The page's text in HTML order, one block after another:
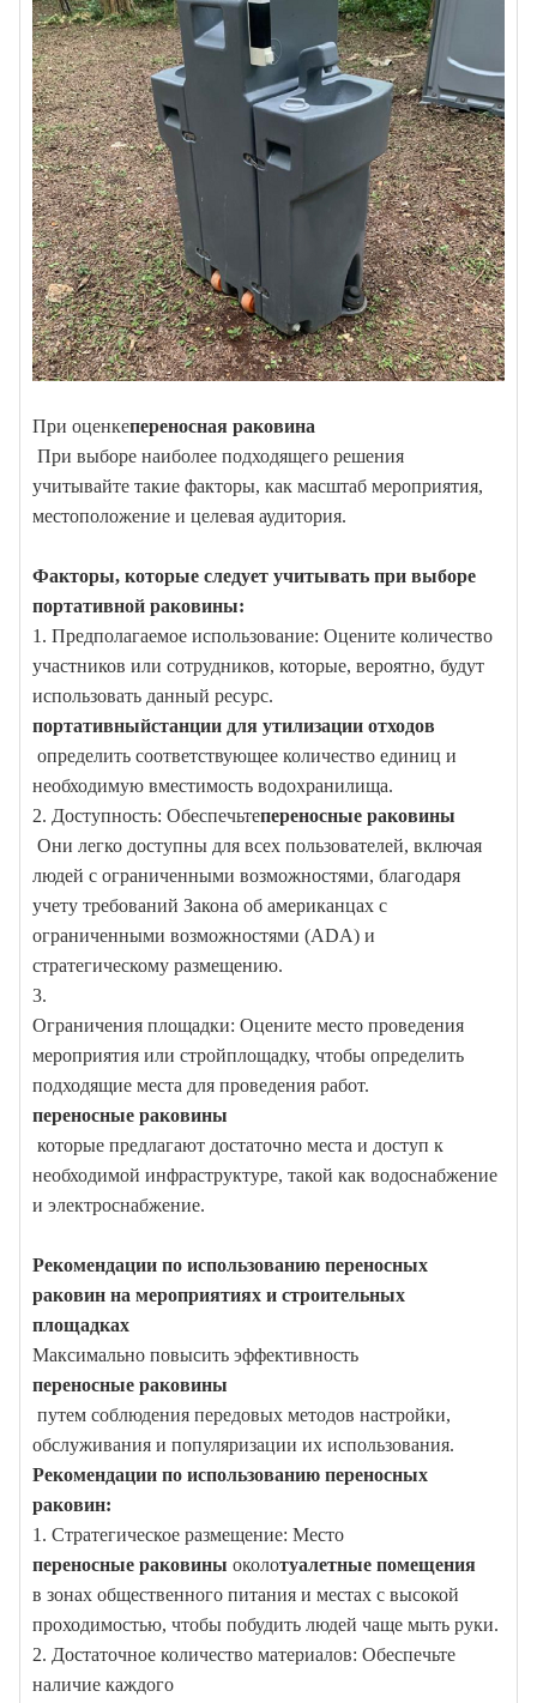
При оценкепереносная раковина
При выборе наиболее подходящего решения
учитывайте такие факторы, как масштаб мероприятия,
местоположение и целевая аудитория.
Факторы, которые следует учитывать при выборе
портативной раковины:
1. Предполагаемое использование: Оцените количество
участников или сотрудников, которые, вероятно, будут
использовать данный ресурс.
портативныйстанции для утилизации отходов
определить соответствующее количество единиц и
необходимую вместимость водохранилища.
2. Доступность: Обеспечьтепереносные раковины
Они легко доступны для всех пользователей, включая
людей с ограниченными возможностями, благодаря
учету требований Закона об американцах с
ограниченными возможностями (ADA) и
стратегическому размещению.
3.
Ограничения площадки: Оцените место проведения
мероприятия или стройплощадку, чтобы определить
подходящие места для проведения работ.
переносные раковины
которые предлагают достаточно места и доступ к
необходимой инфраструктуре, такой как водоснабжение
и электроснабжение.
Рекомендации по использованию переносных
раковин на мероприятиях и строительных
площадках
Максимально повысить эффективность
переносные раковины
путем соблюдения передовых методов настройки,
обслуживания и популяризации их использования.
Рекомендации по использованию переносных
раковин:
1. Стратегическое размещение: Место
переносные раковины околотуалетные помещения
в зонах общественного питания и местах с высокой
проходимостью, чтобы побудить людей чаще мыть руки.
2. Достаточное количество материалов: Обеспечьте
наличие каждого